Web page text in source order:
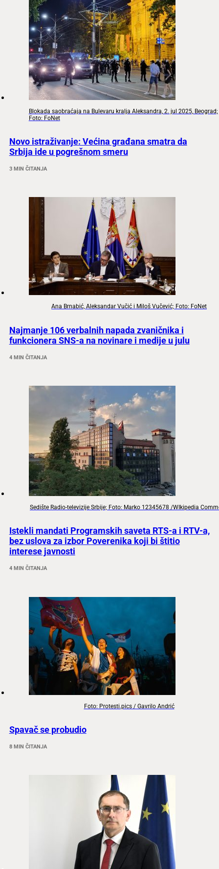
Blokada saobraćaja na Bulevaru kralja Aleksandra, 2. jul 2025, Beograd;
Foto: FoNet
Novo istraživanje: Većina građana smatra da
Srbija ide u pogrešnom smeru
3 MIN ČITANJA
Ana Brnabić, Aleksandar Vučić i Miloš Vučević; Foto: FoNet
Najmanje 106 verbalnih napada zvaničnika i
funkcionera SNS-a na novinare i medije u julu
4 MIN ČITANJA
Sedište Radio-televizije Srbije; Foto: Marko 12345678 /WIkipedia
Istekli mandati Programskih saveta RTS-a i RTV-a,
bez uslova za izbor Poverenika koji bi štitio
interese javnosti
4 MIN ČITANJA
Foto: Protesti.pics / Gavrilo Andrić
Spavač se probudio
8 MIN ČITANJA